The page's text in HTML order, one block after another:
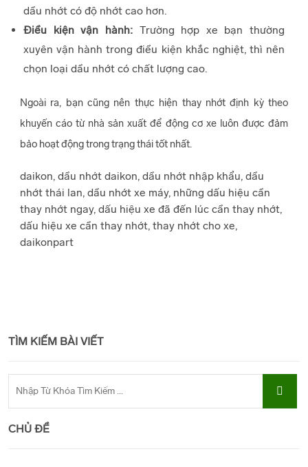
TÌM KIẾM BÀI VIẾT
CHỦ ĐỀ
dầu nhớt có độ nhớt cao hơn.
Điều kiện vận hành:Trường hợp xe bạn thường
xuyên vận hành trong điều kiện khắc nghiệt, thì nên
chọn loại dầu nhớt có chất lượng cao.
Ngoài ra, bạn cũng nên thực hiện thay nhớt định kỳ theo
khuyến cáo từ nhà sản xuất để động cơ xe luôn được đảm
bảo hoạt động trong trạng thái tốt nhất.
daikon, dầu nhớt daikon, dầu nhớt nhập khẩu, dầu
nhớt thái lan, dầu nhớt xe máy, những dấu hiệu cần
thay nhớt ngay, dấu hiệu xe đã đến lúc cần thay nhớt,
dấu hiệu xe cần thay nhớt, thay nhớt cho xe,
daikonpart